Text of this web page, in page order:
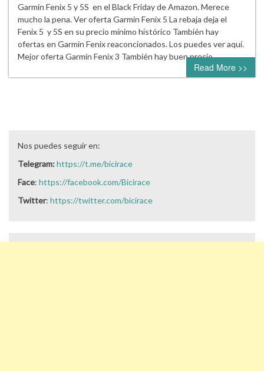
Garmin Fenix 5 y 5S en el Black Friday de Amazon. Merece
mucho la pena. Ver oferta Garmin Fenix 5 La rebaja deja el
Fenix 5 y 5S en su precio mínimo histórico También hay
ofertas en Garmin Fenix reaconcionados. Los puedes ver aquí.
Mejor oferta Garmin Fenix 3 También hay buen precio…
Read More >>
Nos puedes seguir en:
Telegram:https://t.me/bicirace
Face: https://facebook.com/Bicirace
Twitter: https://twitter.com/bicirace